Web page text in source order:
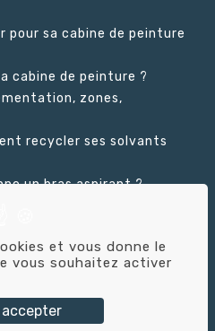
pour sa cabine de peinture
cabine de peinture ?
zones,
recycler ses solvants
un bras aspirant ?
et vous donne le
vous souhaitez activer